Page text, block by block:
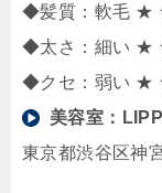
◆髪質：軟毛 ★
◆太さ：細い ★
◆クセ：弱い ★
美容室：
東京都渋谷区神